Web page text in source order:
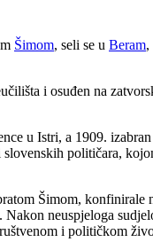
Šimom, seli se u Beram,
i osuđen na
u Istri, a 1909. izabran
političara,
Šimom,
. Nakon neuspjeloga
i političkom